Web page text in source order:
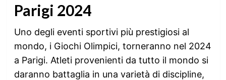
Parigi 2024
Uno degli eventi sportivi più prestigiosi al
mondo, i Giochi Olimpici, torneranno nel 2024
a Parigi. Atleti provenienti da tutto il mondo si
daranno battaglia in una varietà di discipline,